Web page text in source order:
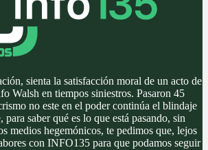
sienta la satisfacción moral de un acto de
Walsh en tiempos siniestros. Pasaron 45
no este en el poder continúa el blindaje
para saber qué es lo que está pasando, sin
medios hegemónicos, te pedimos que, lejos
con INFO135 para que podamos seguir